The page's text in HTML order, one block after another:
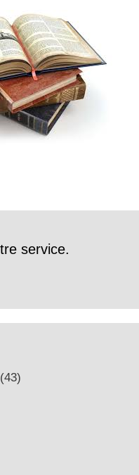
service.